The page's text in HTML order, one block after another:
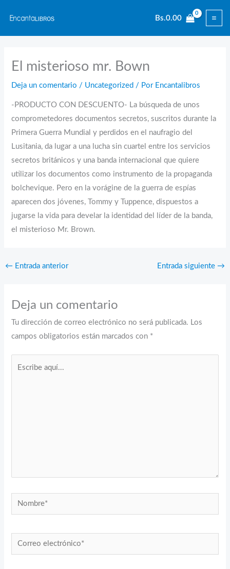
contenido
Bs.0.00
El misterioso mr. Bown
Deja un comentario / Uncategorized / Por Encantalibros
-PRODUCTO CON DESCUENTO- La búsqueda de unos
comprometedores documentos secretos, suscritos durante la
Primera Guerra Mundial y perdidos en el naufragio del
Lusitania, da lugar a una lucha sin cuartel entre los servicios
secretos británicos y una banda internacional que quiere
utilizar los documentos como instrumento de la propaganda
bolchevique. Pero en la vorágine de la guerra de espías
aparecen dos jóvenes, Tommy y Tuppence, dispuestos a
jugarse la vida para develar la identidad del líder de la banda,
el misterioso Mr. Brown.
← Entrada anterior Entrada siguiente →
Deja un comentario
Tu dirección de correo electrónico no será publicada. Los
campos obligatorios están marcados con *
Nombre*
Correo
electrónico*